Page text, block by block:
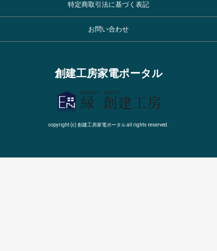
特定商取引法に基づく表記
お問い合わせ
創建工房家電ポータル
copyright (c) 創建工房家電ポータル all rights reserved.